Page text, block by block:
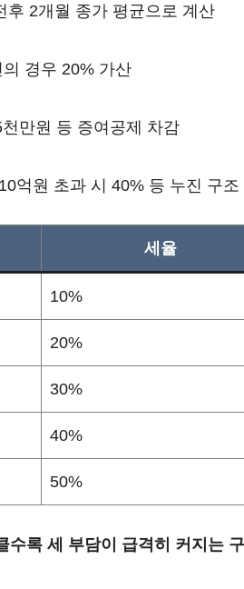
후 2개월 종가 평균으로 계산
경우 20% 가산
만원 등 증여공제 차감
억원 초과 시 40% 등 누진 구조
세율
10%
20%
30%
40%
50%
수록 세 부담이 급격히 커지는